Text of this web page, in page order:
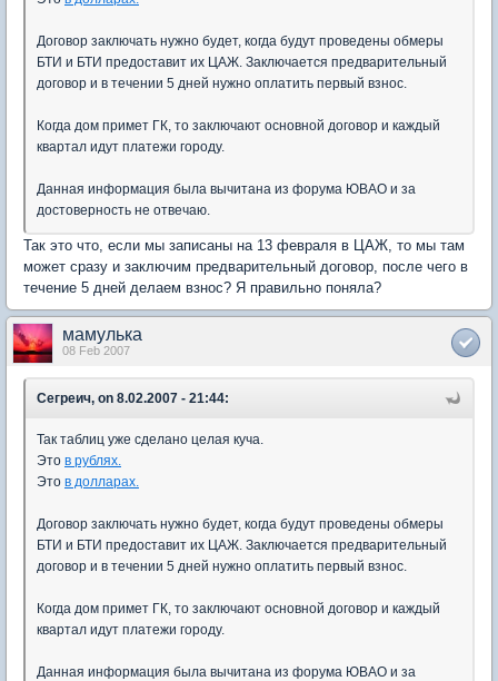
Договор заключать нужно будет, когда будут проведены обмеры
БТИ и БТИ предоставит их ЦАЖ. Заключается предварительный
договор и в течении 5 дней нужно оплатить первый взнос.
Когда дом примет ГК, то заключают основной договор и каждый
квартал идут платежи городу.
Данная информация была вычитана из форума ЮВАО и за
достоверность не отвечаю.
Так это что, если мы записаны на 13 февраля в ЦАЖ, то мы там
может сразу и заключим предварительный договор, после чего в
течение 5 дней делаем взнос? Я правильно поняла?
мамулька
08 Feb 2007
Сегреич, on 8.02.2007 - 21:44:
Так таблиц уже сделано целая куча.
Это в рублях.
Это в долларах.
Договор заключать нужно будет, когда будут проведены обмеры
БТИ и БТИ предоставит их ЦАЖ. Заключается предварительный
договор и в течении 5 дней нужно оплатить первый взнос.
Когда дом примет ГК, то заключают основной договор и каждый
квартал идут платежи городу.
Данная информация была вычитана из форума ЮВАО и за